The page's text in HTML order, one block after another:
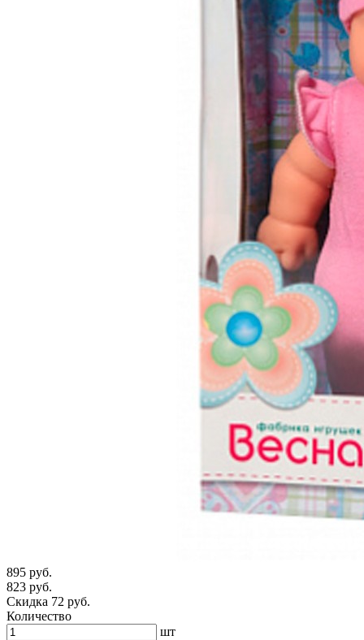
895 руб.
823 руб.
Скидка 72 руб.
Количество
шт